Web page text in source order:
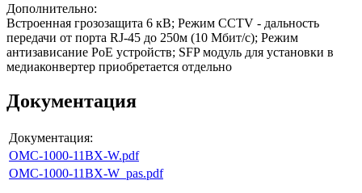
Дополнительно:
Встроенная грозозащита 6 кВ; Режим CCTV - дальность
передачи от порта RJ-45 до 250м (10 Мбит/с); Режим
антизависание PoE устройств; SFP модуль для установки в
медиаконвертер приобретается отдельно
Документация
Документация:
OMC-1000-11BX-W.pdf
OMC-1000-11BX-W_pas.pdf